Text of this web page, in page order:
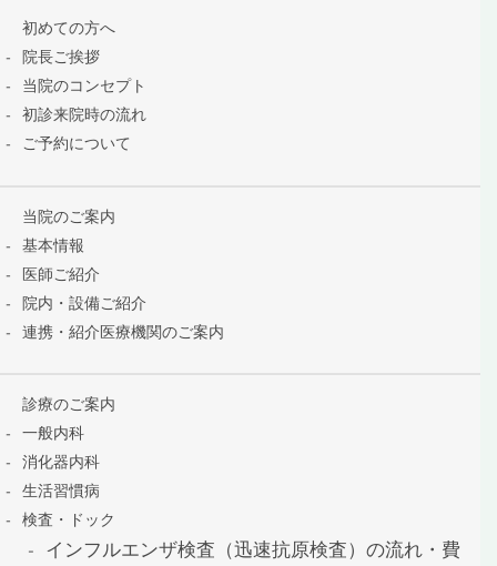
初めての方へ
院長ご挨拶
当院のコンセプト
初診来院時の流れ
ご予約について
当院のご案内
基本情報
医師ご紹介
院内・設備ご紹介
連携・紹介医療機関のご案内
診療のご案内
一般内科
消化器内科
生活習慣病
検査・ドック
インフルエンザ検査（迅速抗原検査）の流れ・費